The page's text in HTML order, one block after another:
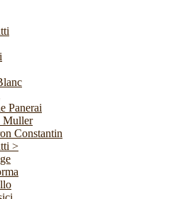
Panerai
Muller
Constantin
>